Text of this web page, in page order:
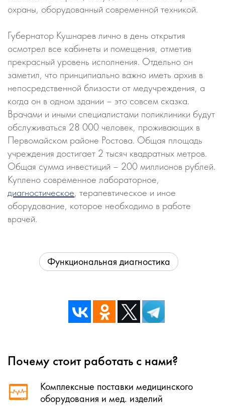
охраны, оборудованный современной техникой.
Губернатор Кушнарев лично в день открытия
осмотрел все кабинеты и помещения, отметив
прекрасный уровень исполнения. Отдельно он
заметил, что принципиально важно иметь архив в
непосредственной близости от медучреждения, а
когда он в одном здании – это совсем сказка.
Врачами и иными специалистами поликлиники будут
обслуживаться 28 000 человек, проживающих в
Первомайском районе Ростова. Общая площадь
учреждения достигает 2 тысяч квадратных метров.
Общая сумма инвестиций – 200 миллионов рублей.
Куплено современное лабораторное,
диагностическое, терапевтическое и иное
оборудование, которое необходимо в работе
врачей.
Функциональная диагностика
Почему стоит работать с нами?
Комплексные поставки медицинского
оборудования и мед. изделий